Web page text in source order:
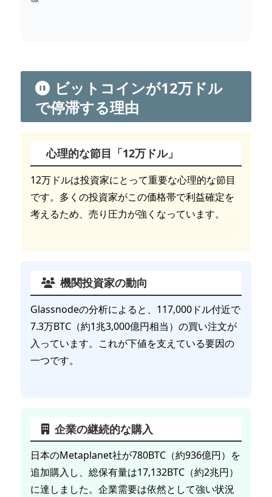
ビットコインが12万ドル
で停滞する理由
心理的な節目「12万ドル」
12万ドルは投資家にとって重要な心理的な節目
です。多くの投資家がこの価格帯で利益確定を
考えるため、売り圧力が強くなっています。
機関投資家の動向
Glassnodeの分析によると、117,000ドル付近で
7.3万BTC（約1兆3,000億円相当）の買い注文が
入っています。これが下値を支えている要因の
一つです。
企業の継続的な購入
日本のMetaplanet社が780BTC（約936億円）を
追加購入し、総保有量は17,132BTC（約2兆円）
に達しました。企業需要は依然として強い状況